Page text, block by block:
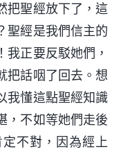
把聖經放下了，這
聖經是我們信主的
正要反駁她們，
把話咽了回去。想
我懂這點聖經知識
，不如等她們走後
不對，因為經上